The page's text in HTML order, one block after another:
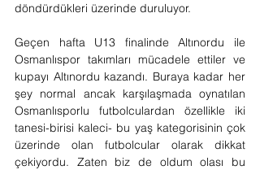
döndürdükleri üzerinde duruluyor.
Geçen hafta U13 finalinde Altınordu ile
Osmanlıspor takımları mücadele ettiler ve
kupayı Altınordu kazandı. Buraya kadar her
şey normal ancak karşılaşmada oynatılan
Osmanlısporlu futbolculardan özellikle iki
tanesi-birisi kaleci- bu yaş kategorisinin çok
üzerinde olan futbolcular olarak dikkat
çekiyordu. Zaten biz de oldum olası bu